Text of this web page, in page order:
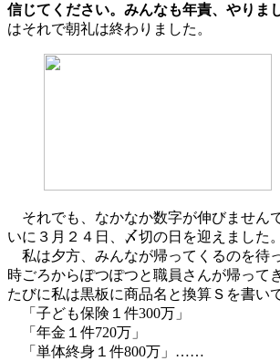
信じてください。みんなも年責、やりま
はそれで朝礼は終わりました。
それでも、なかなか数字が伸びません
いに３月２４日、〆切の日を迎えました。
私は夕方、みんなが帰ってくるのを待
時ごろからぽつぽつと職員さんが帰って
たびに私は黒板に商品名と換算Ｓを書い
「子ども保険１件300万」
「年金１件720万」
「単体終身１件800万」……